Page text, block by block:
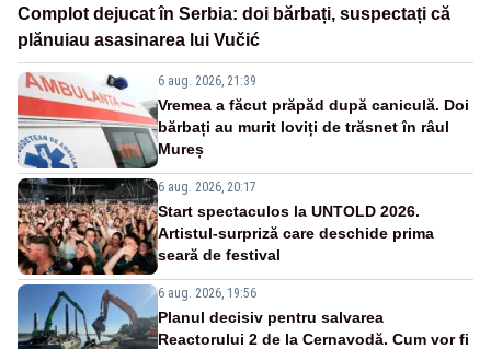
Complot dejucat în Serbia: doi bărbați, suspectați că
plănuiau asasinarea lui Vučić
6 aug. 2026, 21:39
Vremea a făcut prăpăd după caniculă. Doi
bărbați au murit loviți de trăsnet în râul
Mureș
6 aug. 2026, 20:17
Start spectaculos la UNTOLD 2026.
Artistul-surpriză care deschide prima
seară de festival
6 aug. 2026, 19:56
Planul decisiv pentru salvarea
Reactorului 2 de la Cernavodă. Cum vor fi